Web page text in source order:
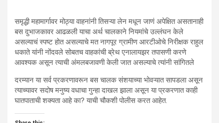
समृद्धी महामार्गावर मोठ्या वाहनांनी तिसऱ्या लेन मधून जाणं अपेक्षित असतानाही
बस दुभाजकावर आढळली याचा अर्थ चालकाने नियमांचे उल्लंघन केले
असल्याचं स्पष्ट होत असल्याचे मत नागपूर ग्रामीण आरटीओचे निरीक्षक राहुल
धकाते यांनी नोंदवले सोबतच वाहकांची ब्रेथ एनालायझर तपासणी करणे
आवश्यक असून त्याची अंमलबजावणी केली जात असल्याचे त्यांनी सांगितले
दरम्यान या सर्व प्रकरणावरून बस चालक संशयाच्या भोवऱ्यात सापडला असून
त्याच्यावर सदोष मनुष्य वधाचा गुन्हा दाखल झाला असून या प्रकरणात काही
घातपाताची शक्यता आहे का? याची चौकशी पोलीस करत आहेत.